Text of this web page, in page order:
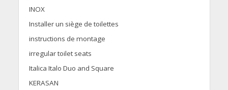
INOX
Installer un siège de toilettes
instructions de montage
irregular toilet seats
Italica Italo Duo and Square
KERASAN